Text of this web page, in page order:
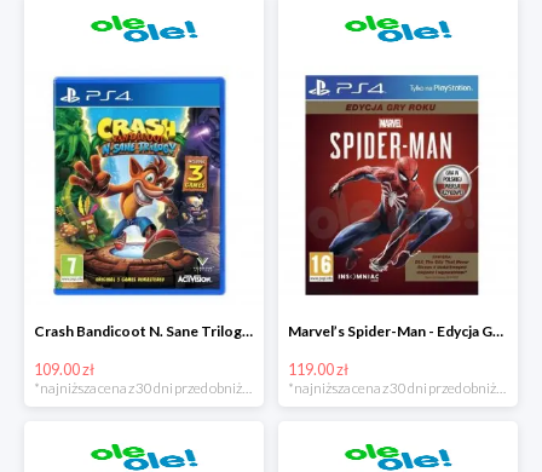
Crash Bandicoot N. Sane Trilogy PS4 taniej o 40zł
109.00 zł
*najniższa cena z 30 dni przed obniżką
Marvel’s Spider-Man - Edycja GOTY PS4 tanie o 70zł
119.00 zł
*najniższa cena z 30 dni przed obniżką